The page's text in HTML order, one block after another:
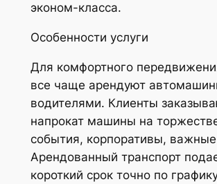
эконом-класса.
Особенности услуги
Для комфортного
все чаще арендуют
водителями. Клиенты
напрокат машины на
события, корпоративы, важные
Арендованный транспорт
короткий срок точно по